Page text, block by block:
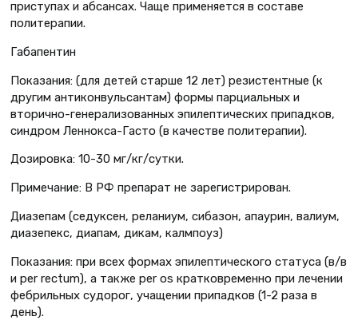
приступах и абсансах. Чаще применяется в составе
политерапии.
Габапентин
Показания: (для детей старше 12 лет) резистентные (к
другим антиконвульсантам) формы парциальных и
вторично-генерализованных эпилептических припадков,
синдром Леннокса-Гасто (в качестве политерапии).
Дозировка: 10-30 мг/кг/сутки.
Примечание: В РФ препарат не зарегистрирован.
Диазепам (седуксен, реланиум, сибазон, апаурин, валиум,
диазепекс, диапам, дикам, калмпоуз)
Показания: при всех формах эпилептического статуса (в/в
и per rectum), а также per os кратковременно при лечении
фебрильных судорог, учащении припадков (1-2 раза в
день).